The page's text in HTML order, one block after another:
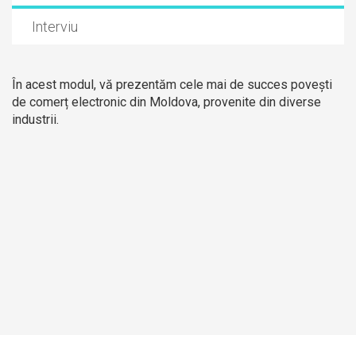
Interviu
În acest modul, vă prezentăm cele mai de succes povești
de comerț electronic din Moldova, provenite din diverse
industrii.